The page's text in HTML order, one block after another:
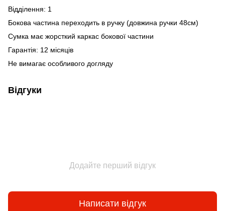
Відділення: 1
Бокова частина переходить в ручку (довжина ручки 48см)
Сумка має жорсткий каркас бокової частини
Гарантія: 12 місяців
Не вимагає особливого догляду
Відгуки
Додайте перший відгук
Написати відгук